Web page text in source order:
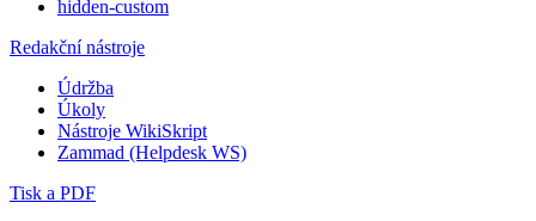
hidden-custom
Redakční nástroje
Údržba
Úkoly
Nástroje WikiSkript
Zammad (Helpdesk WS)
Tisk a PDF